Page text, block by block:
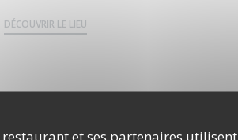
restaurant et ses partenaires
DÉCOUVRIR LE LIEU